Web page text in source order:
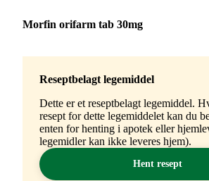
Merke:
Morfin orifarm tab 30mg
Reseptbelagt legemiddel
Dette er et reseptbelagt legemiddel.
resept for dette legemiddelet kan du
enten for henting i apotek eller
legemidler kan ikke leveres hjem).
Hent resept